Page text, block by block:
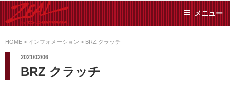
ン
ツ
ス
SUMIYAMA
た日常メンテから各種チ
ューニングまで、車に関
リーでお任せください!
メニュー
HOME > インフォメーション > BRZ クラッチ
2021/02/06
BRZ クラッチ